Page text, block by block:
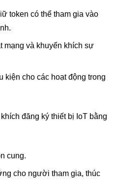
token có thể tham gia vào
mạng và khuyến khích sự
kiện cho các hoạt động trong
đăng ký thiết bị IoT bằng
cung.
cho người tham gia, thúc